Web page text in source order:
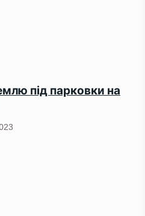
під парковки на